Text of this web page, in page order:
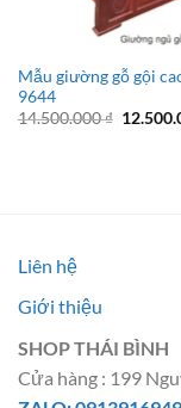
Mẫu giường gỗ gội
9644
14.500.000₫ Giá
Liên hệ
Giới thiệu
SHOP THÁI BÌNH
Cửa hàng : 199